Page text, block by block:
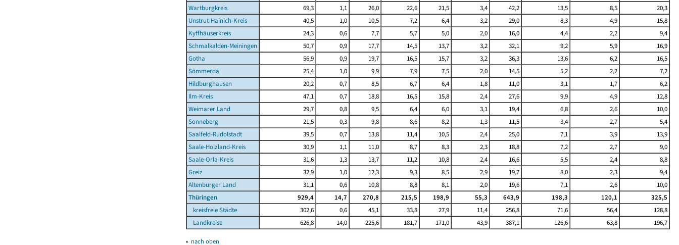
Wartburgkreis
69,3 1,1 26,0 22,6 21,5 3,4 42,2 13,5 8,5
20,3
Unstrut-Hainich-Kreis
40,5 1,0 10,5 7,2 6,4 3,2 29,0 8,3 4,9
15,8
Kyffhäuserkreis
24,3 0,6 7,7 5,7 5,0 2,0 16,0 4,4 2,2
9,4
Schmalkalden-Meiningen
50,7 0,9 17,7 14,5 13,7 3,2 32,1 9,2 5,9
16,9
Gotha
56,9 0,9 19,7 16,5 15,7 3,2 36,3 13,6 6,2
16,5
Sömmerda
25,4 1,0 9,9 7,9 7,5 2,0 14,5 5,2 2,2
7,2
Hildburghausen
20,2 0,7 8,5 6,7 6,4 1,8 11,0 3,1 1,7
6,2
Ilm-Kreis
47,1 0,7 18,8 16,5 15,8 2,4 27,6 9,9 4,9
12,8
Weimarer Land
29,7 0,8 9,5 6,4 6,0 3,1 19,4 6,8 2,6
10,0
Sonneberg
21,5 0,3 9,8 8,6 8,2 1,3 11,5 3,4 2,7
5,4
Saalfeld-Rudolstadt
39,5 0,7 13,8 11,4 10,5 2,4 25,0 7,1 3,9
13,9
Saale-Holzland-Kreis
30,9 1,1 11,0 8,7 8,3 2,3 18,8 7,2 2,7
9,0
Saale-Orla-Kreis
31,6 1,3 13,7 11,2 10,8 2,4 16,6 5,5 2,4
8,8
Greiz
32,9 1,0 12,3 9,3 8,5 2,9 19,7 8,0 2,3
9,4
Altenburger Land
31,1 0,6 10,8 8,8 8,1 2,0 19,6 7,1 2,6
10,0
Thüringen
929,4 14,7 270,8 215,5 198,9 55,3 643,9 198,3 120,1
325,5
kreisfreie Städte
302,6 0,6 45,1 33,8 27,9 11,4 256,8 71,6 56,4
128,8
Landkreise
626,8 14,0 225,6 181,7 171,0 43,9 387,1 126,6 63,8 196,7
▴ nach oben